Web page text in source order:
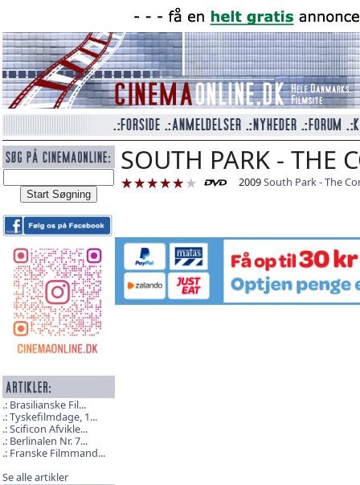
Brasilianske Fil...
Tyskefilmdage, 1...
Scificon Afvikle...
Berlinalen Nr. 7...
Franske Filmmand...
Se alle artikler
SOUTH PARK - THE
2009South Park - The